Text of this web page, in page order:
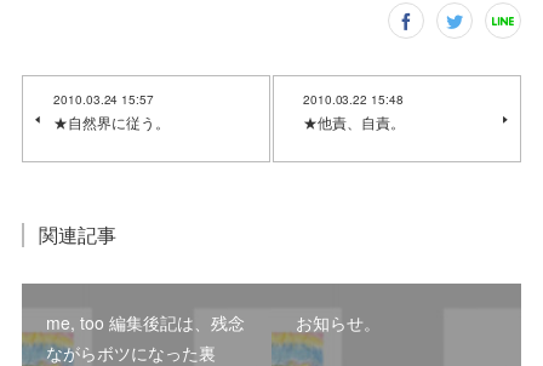
2010.03.24 15:57
★自然界に従う。
2010.03.22 15:48
★他責、自責。
関連記事
me, too 編集後記は、残念
ながらボツになった裏
お知らせ。